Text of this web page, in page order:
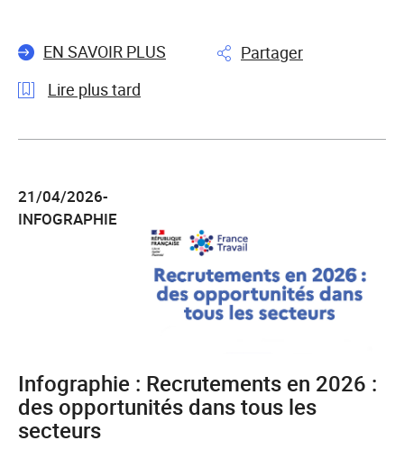
EN SAVOIR PLUS
Partager
Lire plus tard
l'article
en
Main
en
Auvergne-
Rhône-
21/04/2026-
INFOGRAPHIE
Infographie : Recrutements en 2026 :
des opportunités dans tous les
secteurs